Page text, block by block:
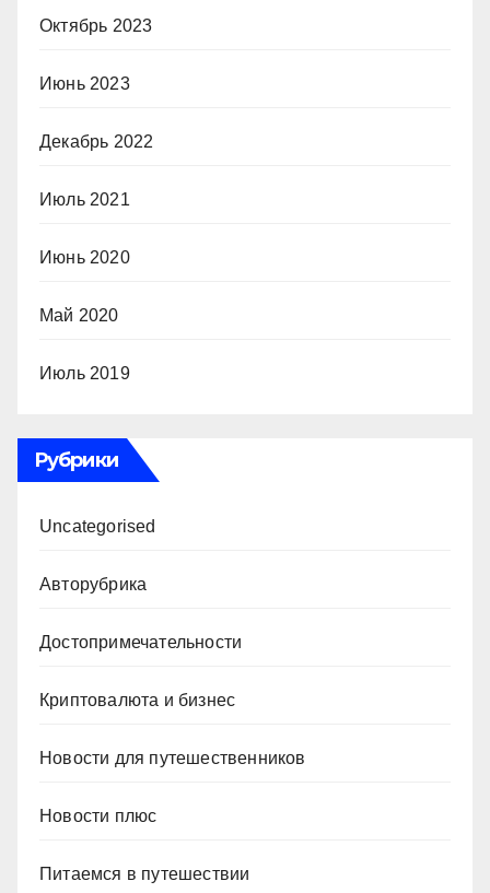
Октябрь 2023
Июнь 2023
Декабрь 2022
Июль 2021
Июнь 2020
Май 2020
Июль 2019
Рубрики
Uncategorised
Авторубрика
Достопримечательности
Криптовалюта и бизнес
Новости для путешественников
Новости плюс
Питаемся в путешествии